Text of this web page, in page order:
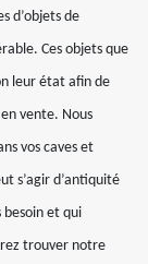
d’objets de
Ces objets que
leur état afin de
vente. Nous
vos caves et
s’agir d’antiquité
besoin et qui
trouver notre